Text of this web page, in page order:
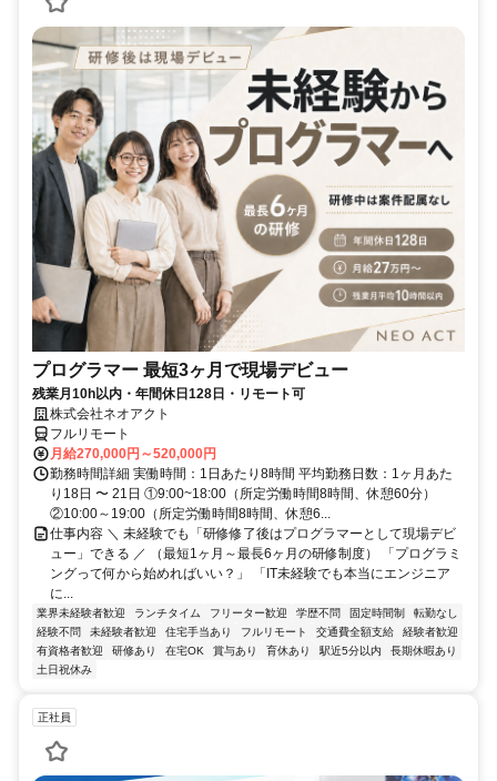
プログラマー 最短3ヶ月で現場デビュー
残業月10h以内・年間休日128日・リモート可
株式会社ネオアクト
フルリモート
月給270,000円～520,000円
勤務時間詳細 実働時間：1日あたり8時間 平均勤務日数：1ヶ月あた
り18日 〜 21日 ①9:00~18:00（所定労働時間8時間、休憩60分）
②10:00～19:00（所定労働時間8時間、休憩6...
仕事内容 ＼ 未経験でも「研修修了後はプログラマーとして現場デビ
ュー」できる ／ （最短1ヶ月～最長6ヶ月の研修制度） 「プログラミ
ングって何から始めればいい？」 「IT未経験でも本当にエンジニア
に...
業界未経験者歓迎 ランチタイム フリーター歓迎 学歴不問 固定時間制
転勤なし
経験不問
未経験者歓迎 住宅手当あり フルリモート 交通費全額支給
経験者歓迎
有資格者歓迎
研修あり 在宅OK 賞与あり 育休あり 駅近5分以内
長期休暇あり
土日祝休み
正社員